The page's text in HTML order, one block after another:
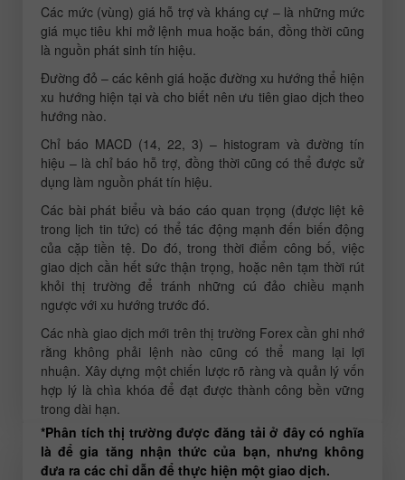
Các mức (vùng) giá hỗ trợ và kháng cự – là những mức
giá mục tiêu khi mở lệnh mua hoặc bán, đồng thời cũng
là nguồn phát sinh tín hiệu.
Đường đỏ – các kênh giá hoặc đường xu hướng thể hiện
xu hướng hiện tại và cho biết nên ưu tiên giao dịch theo
hướng nào.
Chỉ báo MACD (14, 22, 3) – histogram và đường tín
hiệu – là chỉ báo hỗ trợ, đồng thời cũng có thể được sử
dụng làm nguồn phát tín hiệu.
Các bài phát biểu và báo cáo quan trọng (được liệt kê
trong lịch tin tức) có thể tác động mạnh đến biến động
của cặp tiền tệ. Do đó, trong thời điểm công bố, việc
giao dịch cần hết sức thận trọng, hoặc nên tạm thời rút
khỏi thị trường để tránh những cú đảo chiều mạnh
ngược với xu hướng trước đó.
Các nhà giao dịch mới trên thị trường Forex cần ghi nhớ
rằng không phải lệnh nào cũng có thể mang lại lợi
nhuận. Xây dựng một chiến lược rõ ràng và quản lý vốn
hợp lý là chìa khóa để đạt được thành công bền vững
trong dài hạn.
*Phân tích thị trường được đăng tải ở đây có nghĩa
là để gia tăng nhận thức của bạn, nhưng không
đưa ra các chỉ dẫn để thực hiện một giao dịch.